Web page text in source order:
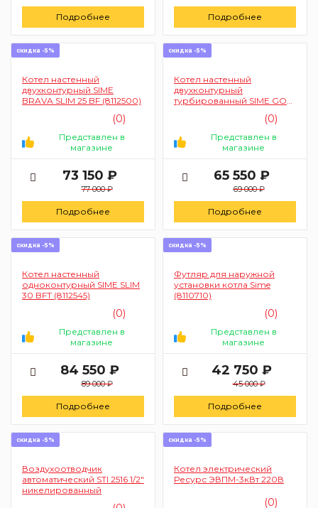
Подробнее Подробнее
скидка -5%
Котел настенный
двухконтурный SIME
BRAVA SLIM 25 BF (8112500)
(0)
Представлен в
магазине
73 150 ₽
77 000 ₽
Подробнее
скидка -5%
Котел настенный
двухконтурный
турбированный SIME GO
(0)
Представлен в
магазине
65 550 ₽
69 000 ₽
Подробнее
скидка -5%
Котел настенный
одноконтурный SIME SLIM
30 BFT (8112545)
(0)
Представлен в
магазине
84 550 ₽
89 000 ₽
Подробнее
скидка -5%
Футляр для наружной
установки котла Sime
(8110710)
(0)
Представлен в
магазине
42 750 ₽
45 000 ₽
Подробнее
скидка -5%
Воздухоотводчик
автоматический STI 2516 1/2"
никелированный
скидка -5%
Котел электрический
Ресурс ЭВПМ-3кВт 220В
(0)